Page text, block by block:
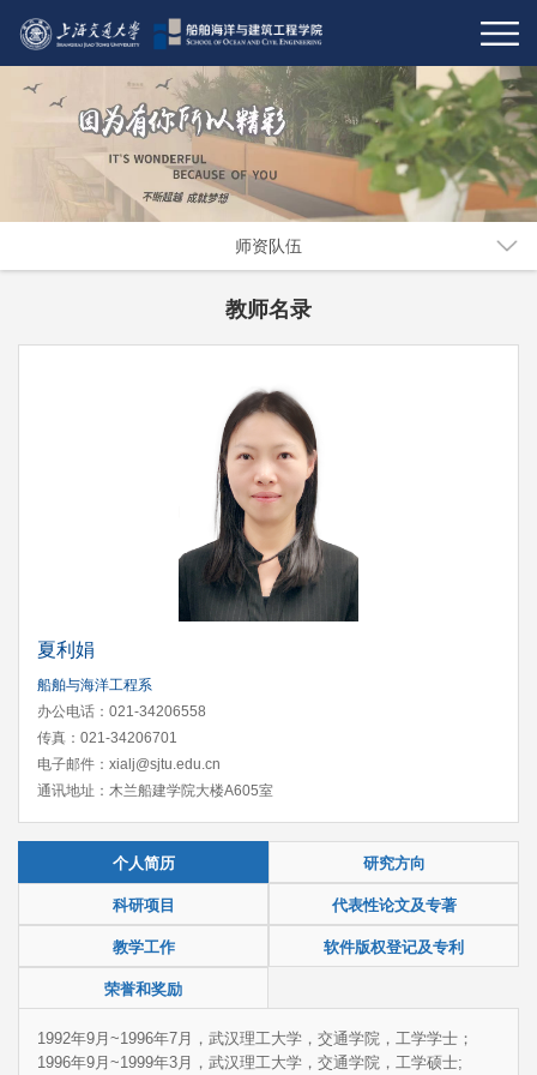
师资队伍
教师名录
夏利娟
船舶与海洋工程系
办公电话：021-34206558
传真：021-34206701
电子邮件：xialj@sjtu.edu.cn
通讯地址：木兰船建学院大楼A605室
个人简历 研究方向
科研项目 代表性论文及专著
教学工作 软件版权登记及专利
荣誉和奖励
1992年9月~1996年7月，武汉理工大学，交通学院，工学学士；
1996年9月~1999年3月，武汉理工大学，交通学院，工学硕士;